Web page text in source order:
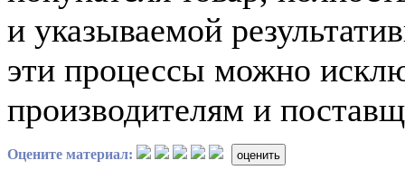
и указываемой
эти процессы можно
производителям и
Оцените материал: оценить